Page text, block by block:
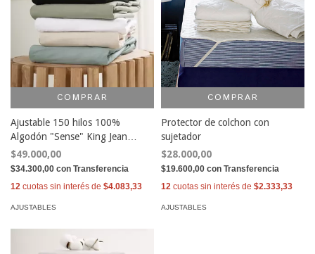
COMPRAR
Ajustable 150 hilos 100%
Algodón "Sense" King Jean
Cartier
$49.000,00
$34.300,00 con Transferencia
12 cuotas sin interés de $4.083,33
AJUSTABLES
COMPRAR
Protector de colchon con
sujetador
$28.000,00
$19.600,00 con Transferencia
12 cuotas sin interés de $2.333,33
AJUSTABLES